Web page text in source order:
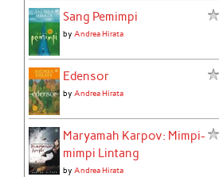
Sang Pemimpi
byAndrea Hirata
Edensor
byAndrea Hirata
Maryamah Karpov: Mimpi-
mimpi Lintang
byAndrea Hirata